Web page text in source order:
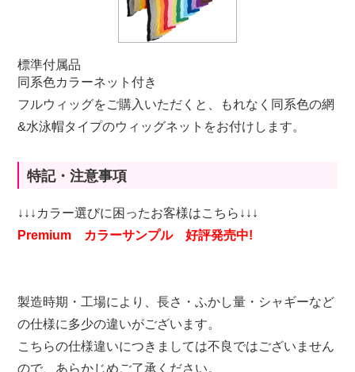
標準付属品
同系色カラーネット付き
フルウィッグをご購入いただくと、もれなく同系色の網
&水泳帽タイプのウィッグネットをお付けします。
特記・注意事項
↓↓↓カラー選びに困ったお客様はこちら↓↓↓
Premium カラーサンプル 好評発売中!
製造時期・工場により、長さ・ふかし量・シャギーなど
の仕様に多少の違いがございます。
こちらの仕様違いにつきましては不良ではございません
ので、あらかじめご了承ください。